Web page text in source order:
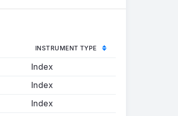
INSTRUMENT TYPE
Index
Index
Index